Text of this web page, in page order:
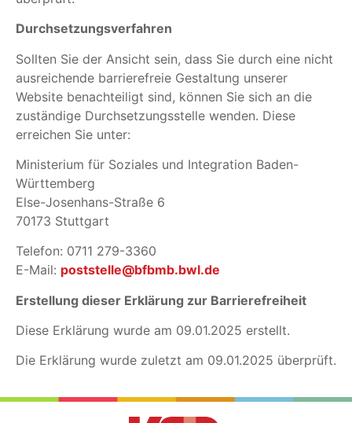
Durchsetzungsverfahren
Sollten Sie der Ansicht sein, dass Sie durch eine nicht
ausreichende barrierefreie Gestaltung unserer
Website benachteiligt sind, können Sie sich an die
zuständige Durchsetzungsstelle wenden. Diese
erreichen Sie unter:
Ministerium für Soziales und Integration Baden-
Württemberg
Else-Josenhans-Straße 6
70173 Stuttgart
Telefon: 0711 279-3360
E-Mail: poststelle@bfbmb.bwl.de
Erstellung dieser Erklärung zur Barrierefreiheit
Diese Erklärung wurde am 09.01.2025 erstellt.
Die Erklärung wurde zuletzt am 09.01.2025 überprüft.